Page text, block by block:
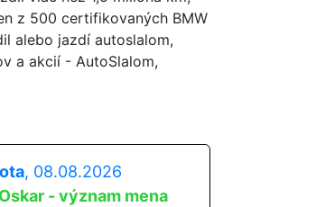
z 500 certifikovaných BMW
alebo jazdí autoslalom,
a akcií - AutoSlalom,
, 08.08.2026
Oskar - význam mena